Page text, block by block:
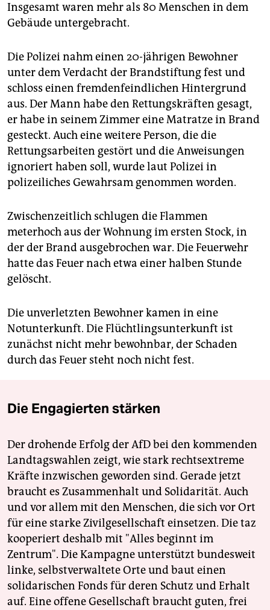
Insgesamt waren mehr als 80 Menschen in dem
Gebäude untergebracht.
Die Polizei nahm einen 20-jährigen Bewohner
unter dem Verdacht der Brandstiftung fest und
schloss einen fremdenfeindlichen Hintergrund
aus. Der Mann habe den Rettungskräften gesagt,
er habe in seinem Zimmer eine Matratze in Brand
gesteckt. Auch eine weitere Person, die die
Rettungsarbeiten gestört und die Anweisungen
ignoriert haben soll, wurde laut Polizei in
polizeiliches Gewahrsam genommen worden.
Zwischenzeitlich schlugen die Flammen
meterhoch aus der Wohnung im ersten Stock, in
der der Brand ausgebrochen war. Die Feuerwehr
hatte das Feuer nach etwa einer halben Stunde
gelöscht.
Die unverletzten Bewohner kamen in eine
Notunterkunft. Die Flüchtlingsunterkunft ist
zunächst nicht mehr bewohnbar, der Schaden
durch das Feuer steht noch nicht fest.
Die Engagierten stärken
Der drohende Erfolg der AfD bei den kommenden
Landtagswahlen zeigt, wie stark rechtsextreme
Kräfte inzwischen geworden sind. Gerade jetzt
braucht es Zusammenhalt und Solidarität. Auch
und vor allem mit den Menschen, die sich vor Ort
für eine starke Zivilgesellschaft einsetzen. Die taz
kooperiert deshalb mit "Alles beginnt im
Zentrum". Die Kampagne unterstützt bundesweit
linke, selbstverwaltete Orte und baut einen
solidarischen Fonds für deren Schutz und Erhalt
auf. Eine offene Gesellschaft braucht guten, frei